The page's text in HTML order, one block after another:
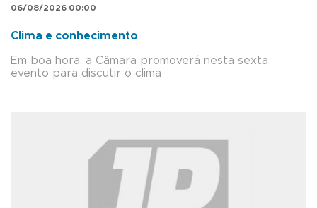
06/08/2026 00:00
Clima e conhecimento
Em boa hora, a Câmara promoverá nesta sexta
evento para discutir o clima